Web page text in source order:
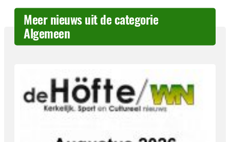
Meer nieuws uit de categorie
Algemeen